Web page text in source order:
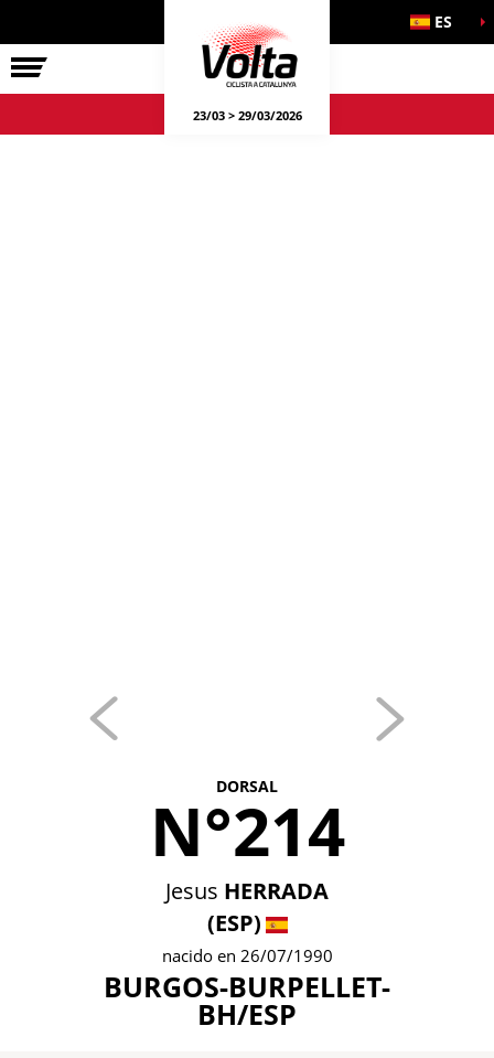
VOLTA ES
23/03 > 29/03/2026
DORSAL
N°214
Jesus HERRADA
(ESP)
nacido en 26/07/1990
BURGOS-BURPELLET-
BH/ESP